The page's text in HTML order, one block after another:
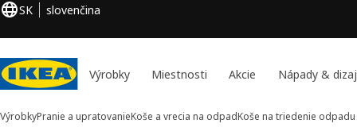
SK slovenčina
Výrobky Miestnosti Akcie Nápady &
VýrobkyPranie a upratovanieKoše a vrecia na odpadKoše na triedenie odpadu